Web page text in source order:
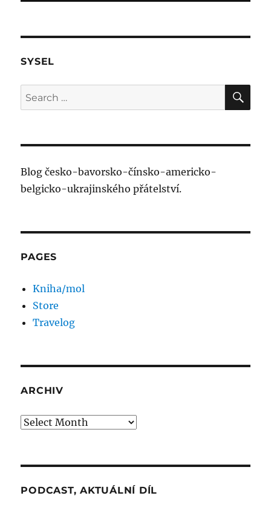
SYSEL
Search
for:
Blog česko-bavorsko-čínsko-americko-
belgicko-ukrajinského přátelství.
PAGES
Kniha/mol
Store
Travelog
ARCHIV
Archiv
PODCAST, AKTUÁLNÍ DÍL